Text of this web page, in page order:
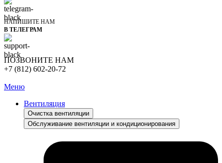
НАПИШИТЕ НАМ
В ТЕЛЕГРАМ
ПОЗВОНИТЕ НАМ
+7 (812) 602-20-72
Меню
Вентиляция
Очистка вентиляции
Обслуживание вентиляции и кондиционирования